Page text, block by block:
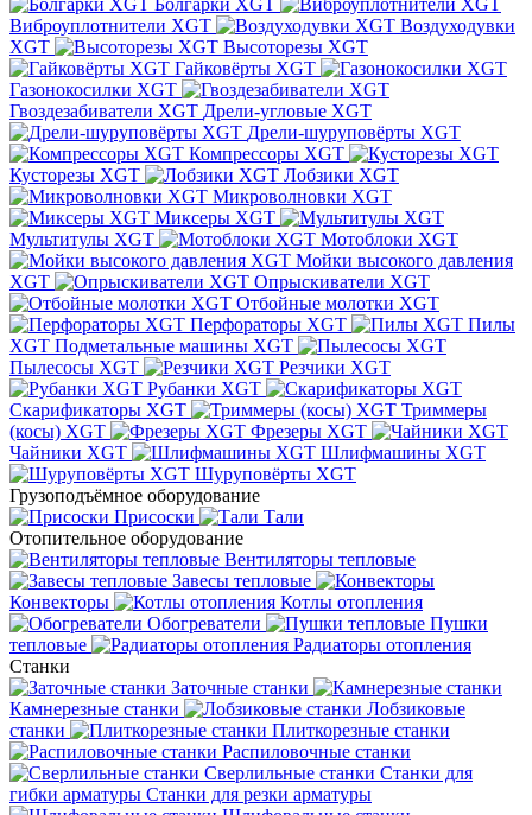
Болгарки XGT
Виброуплотнители XGT
Воздуходувки
XGT
Высоторезы XGT
Гайковёрты XGT
Газонокосилки XGT
Гвоздезабиватели XGT Дрели-угловые XGT
Дрели-шуруповёрты XGT
Компрессоры XGT
Кусторезы XGT
Лобзики XGT
Микроволновки XGT
Миксеры XGT
Мультитулы XGT
Мотоблоки XGT
Мойки высокого давления
XGT
Опрыскиватели XGT
Отбойные молотки XGT
Перфораторы XGT
Пилы
XGT Подметальные машины XGT
Пылесосы XGT
Резчики XGT
Рубанки XGT
Скарификаторы XGT
Триммеры
(косы) XGT
Фрезеры XGT
Чайники XGT
Шлифмашины XGT
Шуруповёрты XGT
Грузоподъёмное оборудование
Присоски
Тали
Отопительное оборудование
Вентиляторы тепловые
Завесы тепловые
Конвекторы
Котлы отопления
Обогреватели
Пушки
тепловые
Радиаторы отопления
Станки
Заточные станки
Камнерезные станки
Лобзиковые
станки
Плиткорезные станки
Распиловочные станки
Сверлильные станки Станки для
гибки арматуры Станки для резки арматуры